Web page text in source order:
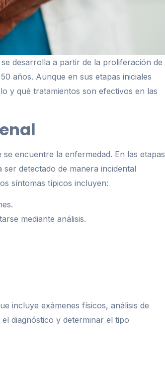
desarrolla a partir de la proliferación de
años. Aunque en sus etapas iniciales
y qué tratamientos son efectivos en las
encuentre la enfermedad. En las etapas
detectado de manera incidental
síntomas típicos incluyen:
mediante análisis.
incluye exámenes físicos, análisis de
diagnóstico y determinar el tipo